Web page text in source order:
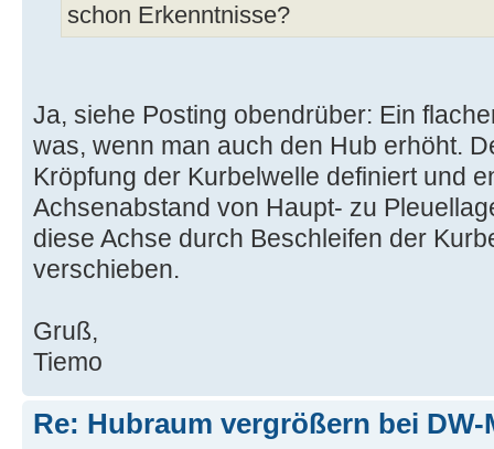
schon Erkenntnisse?
Ja, siehe Posting obendrüber: Ein
was, wenn man auch den Hub erhöht.
Kröpfung der Kurbelwelle definiert und
Achsenabstand von Haupt- zu
diese Achse durch Beschleifen der
verschieben.
Gruß,
Tiemo
Re: Hubraum vergrößern bei